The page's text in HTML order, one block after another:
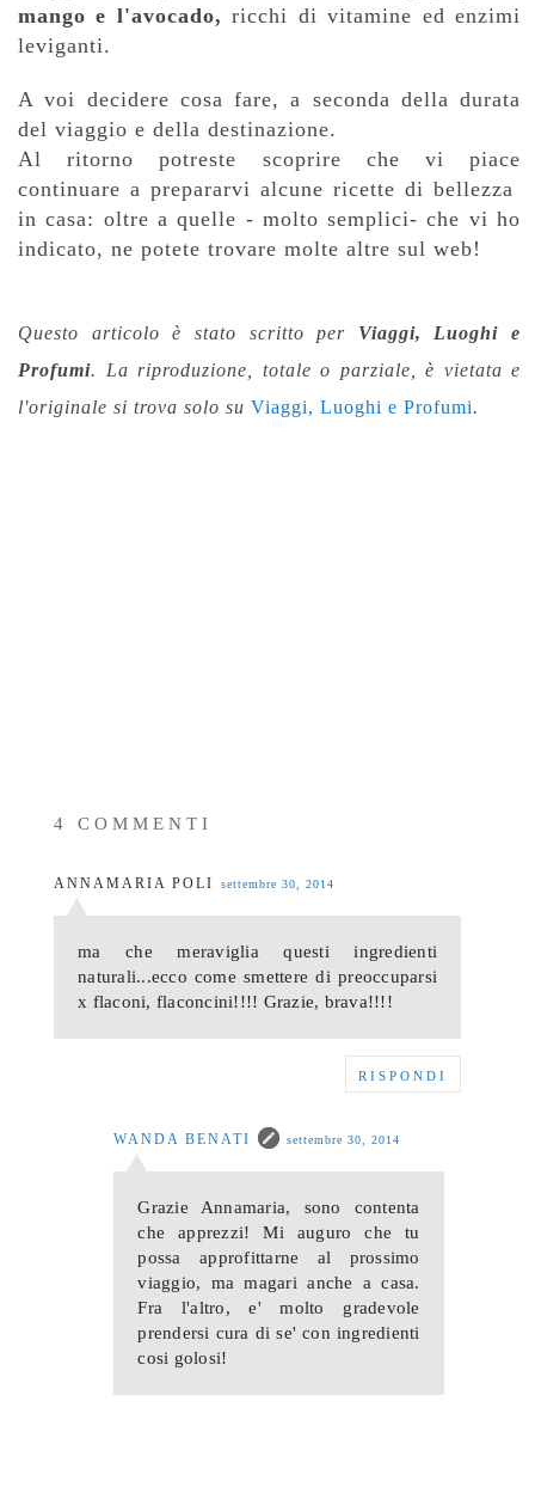
mango e l'avocado,ricchi di vitamine ed enzimi
leviganti.
A voi decidere cosa fare, a seconda della durata
del viaggio e della destinazione.
Al ritorno potreste scoprire che vi piace
continuare a prepararvi alcune ricette di bellezza
in casa: oltre a quelle - molto semplici- che vi ho
indicato, ne potete trovare molte altre sul web!
Questo articolo è stato scritto per Viaggi, Luoghi e
Profumi. La riproduzione, totale o parziale, è vietata e
l'originale si trova solo su Viaggi, Luoghi e Profumi.
4 COMMENTI
ANNAMARIA POLI settembre 30, 2014
ma che meraviglia questi ingredienti
naturali...ecco come smettere di preoccuparsi
x flaconi, flaconcini!!!! Grazie, brava!!!!
RISPONDI
WANDA BENATI settembre 30, 2014
Grazie Annamaria, sono contenta
che apprezzi! Mi auguro che tu
possa approfittarne al prossimo
viaggio, ma magari anche a casa.
Fra l'altro, e' molto gradevole
prendersi cura di se' con ingredienti
cosi golosi!